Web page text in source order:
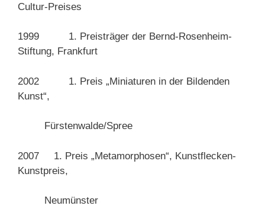
Cultur-Preises
1999 1. Preisträger der Bernd-Rosenheim-
Stiftung, Frankfurt
2002 1. Preis „Miniaturen in der Bildenden
Kunst“,
Fürstenwalde/Spree
2007 1. Preis „Metamorphosen“, Kunstflecken-
Kunstpreis,
Neumünster